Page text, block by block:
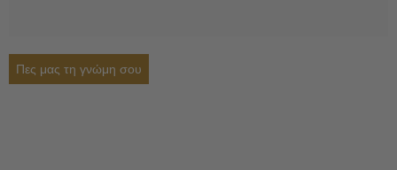
Πες μας τη γνώμη σου